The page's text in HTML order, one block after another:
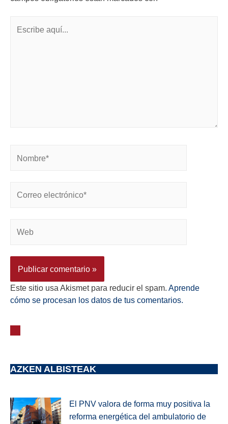
Este sitio usa Akismet para reducir el spam. Aprende
cómo se procesan los datos de tus comentarios.
AZKEN ALBISTEAK
El PNV valora de forma muy positiva la
reforma energética del ambulatorio de